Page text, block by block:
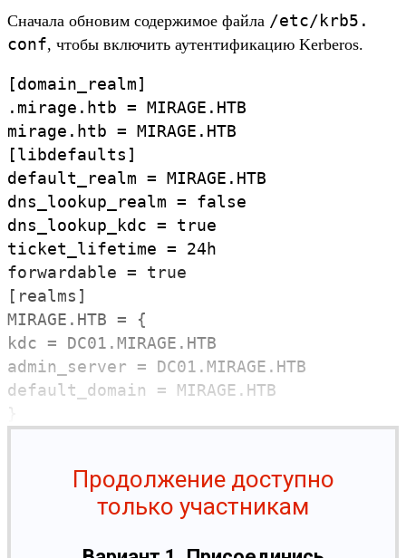
Сна­чала обно­вим содер­жимое фай­ла /etc/krb5.
conf, что­бы вклю­чить аутен­тифика­цию Kerberos.
[domain_realm]
. mirage. htb = MIRAGE. HTB
mirage. htb = MIRAGE. HTB
[libdefaults]
default_realm = MIRAGE. HTB
dns_lookup_realm =
false
dns_lookup_kdc =
true
ticket_lifetime =
24h
forwardable =
true
[ realms]
MIRAGE. HTB =
{
kdc = DC01.MIRAGE. HTB
admin_server
= DC01. MIRAGE. HTB
default_domain
= MIRAGE. HTB
}
Продолжение доступно
только участникам